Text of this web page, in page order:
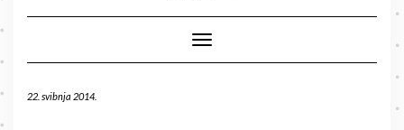
Toggle Navigation
22. svibnja 2014.